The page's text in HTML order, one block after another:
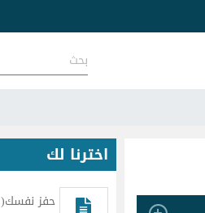
اخترنا لك
حفز نفسك(١٠٠ طريقة)